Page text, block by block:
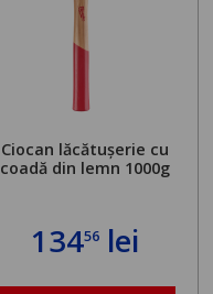
Ciocan lăcătușerie cu
coadă din lemn 1000g
13456 lei